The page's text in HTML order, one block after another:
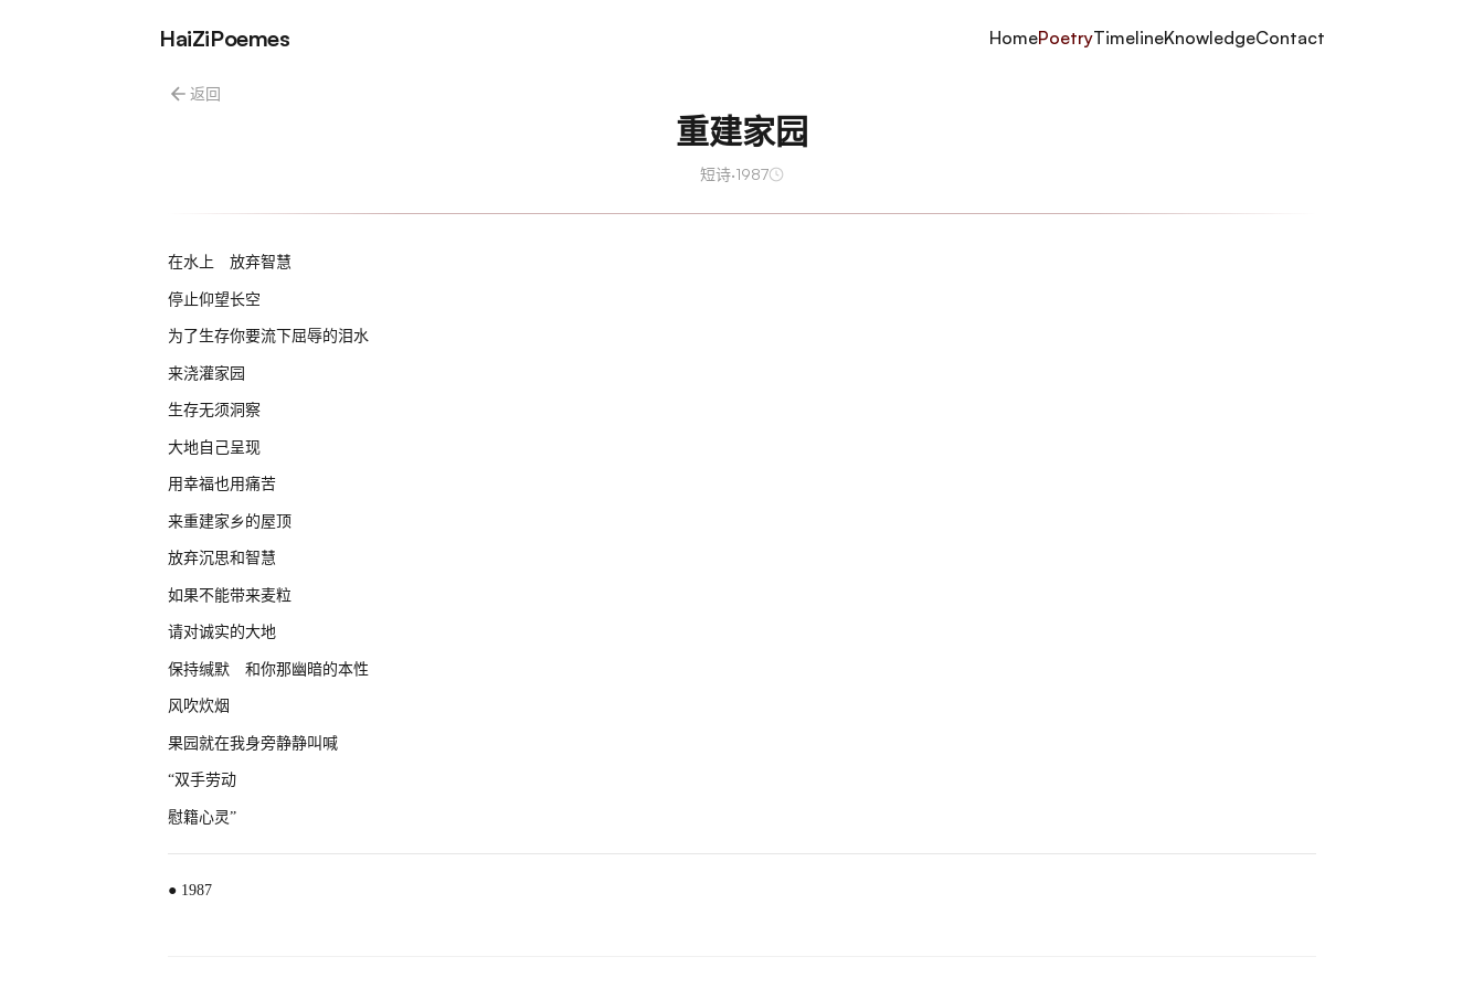
HaiZiPoemes HomePoetryTimelineKnowledgeContact
返回
重建家园
短诗·1987
在水上 放弃智慧
停止仰望长空
为了生存你要流下屈辱的泪水
来浇灌家园
生存无须洞察
大地自己呈现
用幸福也用痛苦
来重建家乡的屋顶
放弃沉思和智慧
如果不能带来麦粒
请对诚实的大地
保持缄默 和你那幽暗的本性
风吹炊烟
果园就在我身旁静静叫喊
“双手劳动
慰籍心灵”
● 1987